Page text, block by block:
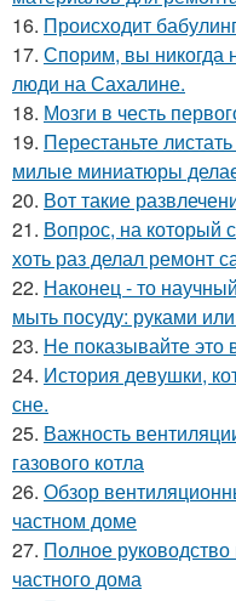
16. Происходит
17. Спорим, вы никогда
люди на Сахалине.
18. Мозги в честь
19. Перестаньте
милые миниатюры
20. Вот такие
21. Вопрос, на который
хоть раз делал ремонт
22. Наконец - то
мыть посуду: руками
23. Не показывайте
24. История девушки,
сне.
25. Важность
газового котла
26. Обзор
частном доме
27. Полное
частного дома